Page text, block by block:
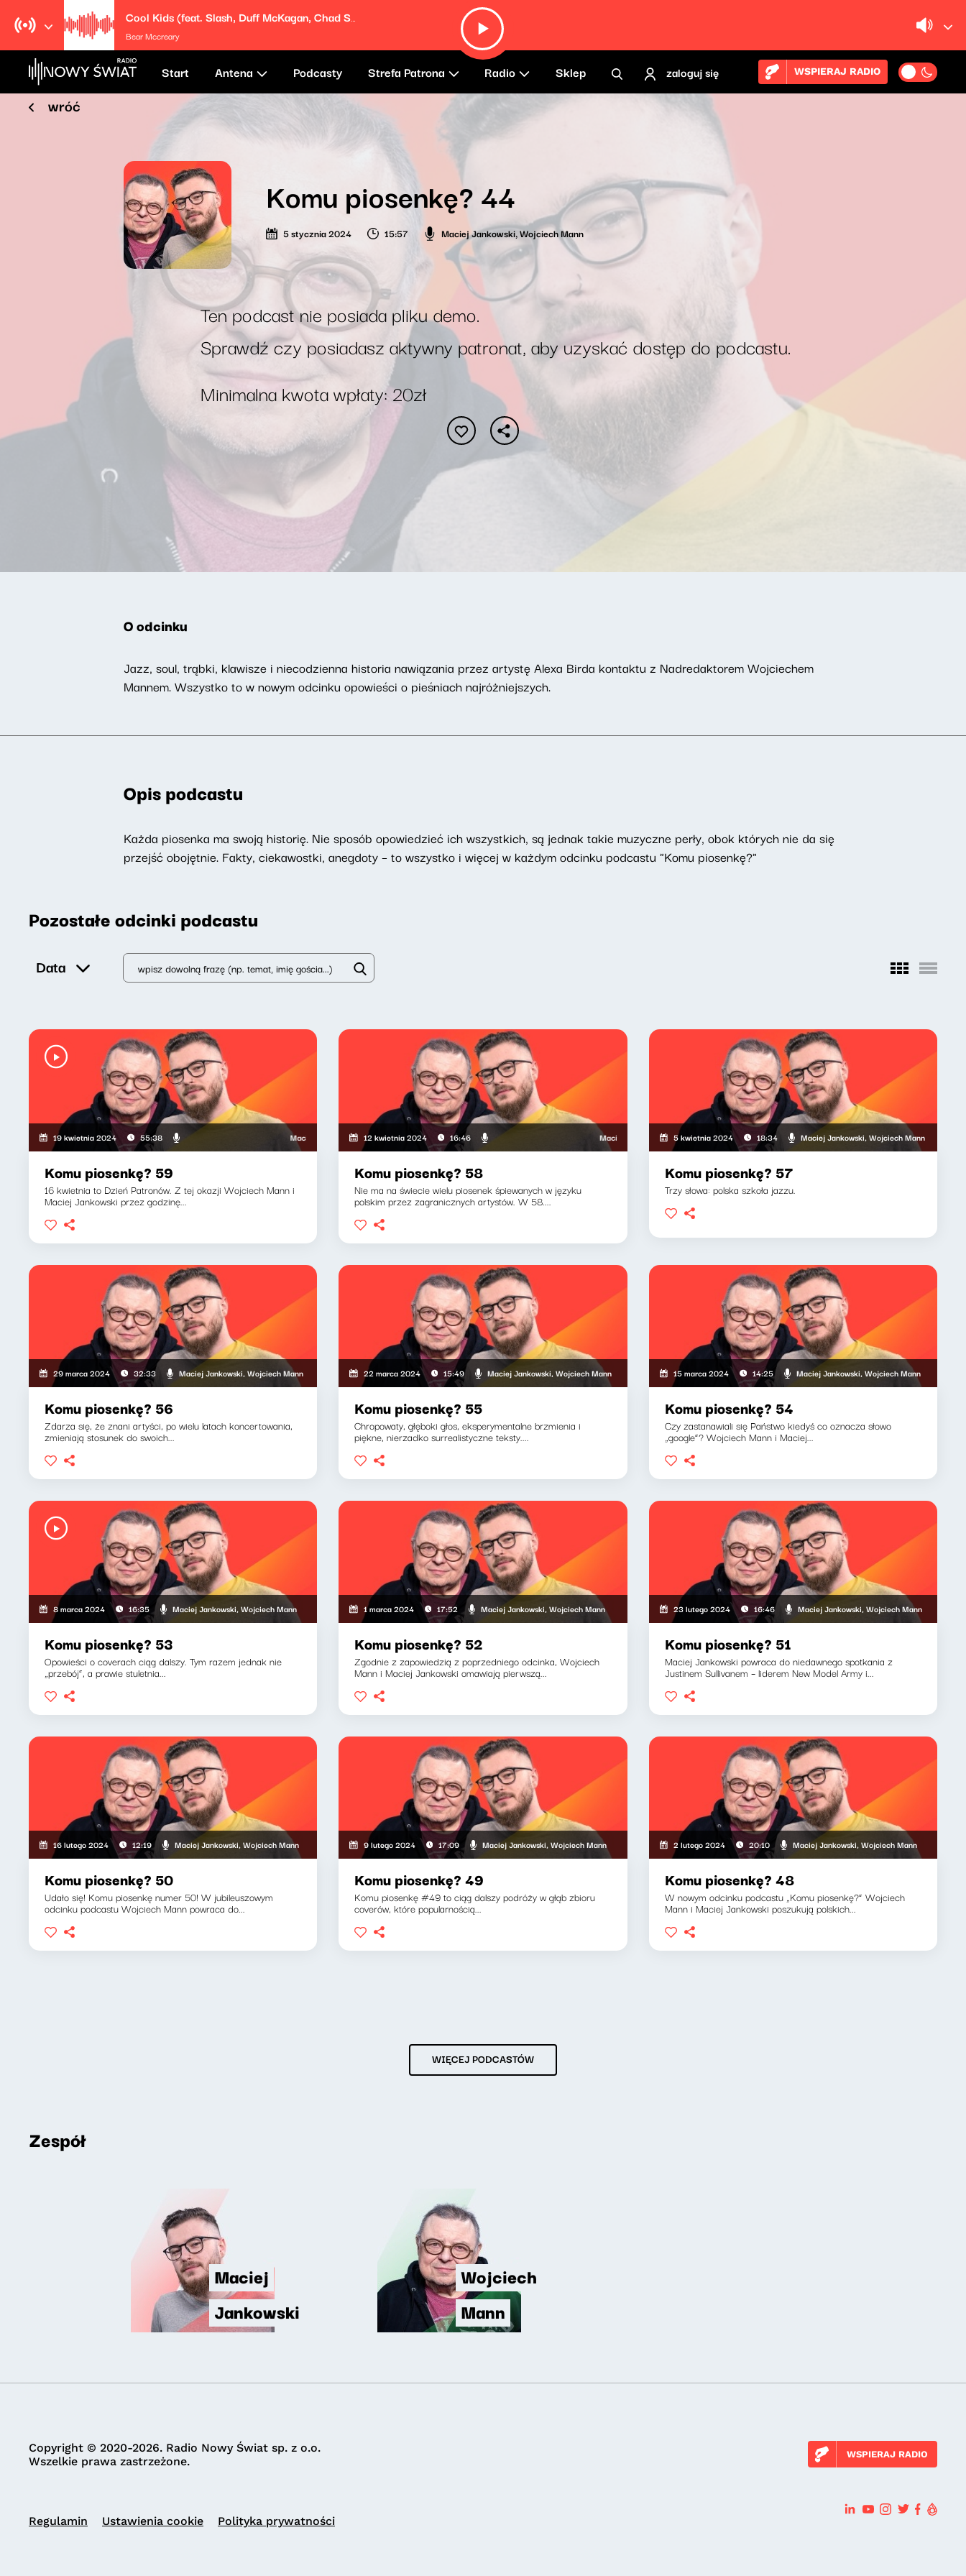
Cool Kids (feat. Slash, Duff McKagan, Chad Smith & Brendan McCreary)
Bear Mccreary
Start Antena Podcasty Strefa Patrona Radio Sklep zaloguj się WSPIERAJ RADIO
wróć
Komu piosenkę? 44
5 stycznia 2024 15:57 Maciej Jankowski,Wojciech Mann
Ten podcast nie posiada pliku demo.
Sprawdź czy posiadasz aktywny patronat, aby uzyskać dostęp do podcastu.
Minimalna kwota wpłaty: 20zł
O odcinku
Jazz, soul, trąbki, klawisze i niecodzienna historia nawiązania przez artystę Alexa Birda kontaktu z Nadredaktorem Wojciechem
Mannem. Wszystko to w nowym odcinku opowieści o pieśniach najróżniejszych.
Opis podcastu
Każda piosenka ma swoją historię. Nie sposób opowiedzieć ich wszystkich, są jednak takie muzyczne perły, obok których nie da się
przejść obojętnie. Fakty, ciekawostki, anegdoty – to wszystko i więcej w każdym odcinku podcastu "Komu piosenkę?"
Pozostałe odcinki podcastu
Data
19 kwietnia 2024 55:38 Maciej Jankowski, Wojciech Mann
Komu piosenkę? 59
16 kwietnia to Dzień Patronów. Z tej okazji Wojciech Mann i
Maciej Jankowski przez godzinę...
12 kwietnia 2024 16:46 Maciej Jankowski, Wojciech Mann
Komu piosenkę? 58
Nie ma na świecie wielu piosenek śpiewanych w języku
polskim przez zagranicznych artystów. W 58....
5 kwietnia 2024 18:34 Maciej Jankowski, Wojciech Mann
Komu piosenkę? 57
Trzy słowa: polska szkoła jazzu.
29 marca 2024 32:33 Maciej Jankowski, Wojciech Mann
Komu piosenkę? 56
Zdarza się, że znani artyści, po wielu latach koncertowania,
zmieniają stosunek do swoich...
22 marca 2024 15:49 Maciej Jankowski, Wojciech Mann
Komu piosenkę? 55
Chropowaty, głęboki głos, eksperymentalne brzmienia i
piękne, nierzadko surrealistyczne teksty....
15 marca 2024 14:25 Maciej Jankowski, Wojciech Mann
Komu piosenkę? 54
Czy zastanawiali się Państwo kiedyś co oznacza słowo
„google”? Wojciech Mann i Maciej...
8 marca 2024 16:35 Maciej Jankowski, Wojciech Mann
Komu piosenkę? 53
Opowieści o coverach ciąg dalszy. Tym razem jednak nie
„przebój”, a prawie stuletnia...
1 marca 2024 17:52 Maciej Jankowski, Wojciech Mann
Komu piosenkę? 52
Zgodnie z zapowiedzią z poprzedniego odcinka, Wojciech
Mann i Maciej Jankowski omawiają pierwszą...
23 lutego 2024 16:46 Maciej Jankowski, Wojciech Mann
Komu piosenkę? 51
Maciej Jankowski powraca do niedawnego spotkania z
Justinem Sullivanem – liderem New Model Army i...
16 lutego 2024 12:19 Maciej Jankowski, Wojciech Mann
Komu piosenkę? 50
Udało się! Komu piosenkę numer 50! W jubileuszowym
odcinku podcastu Wojciech Mann powraca do...
9 lutego 2024 17:09 Maciej Jankowski, Wojciech Mann
Komu piosenkę? 49
Komu piosenkę #49 to ciąg dalszy podróży w głąb zbioru
coverów, które popularnością...
2 lutego 2024 20:10 Maciej Jankowski, Wojciech Mann
Komu piosenkę? 48
W nowym odcinku podcastu „Komu piosenkę?” Wojciech
Mann i Maciej Jankowski poszukują polskich...
WIĘCEJ PODCASTÓW
Zespół
Maciej
Jankowski
Wojciech
Mann
Copyright © 2020-2026. Radio Nowy Świat sp. z o.o.
Wszelkie prawa zastrzeżone.
WSPIERAJ RADIO
Regulamin Ustawienia cookie Polityka prywatności